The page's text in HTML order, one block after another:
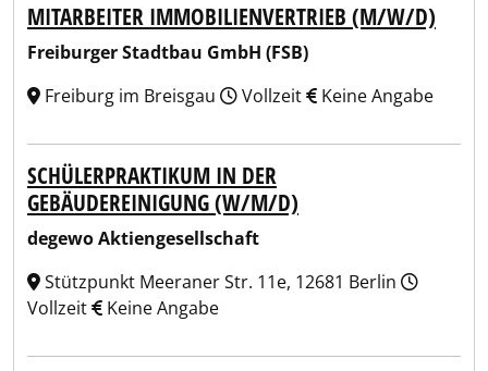
MITARBEITER IMMOBILIENVERTRIEB (M/W/D)
Freiburger Stadtbau GmbH (FSB)
Freiburg im Breisgau
Vollzeit Keine Angabe
SCHÜLERPRAKTIKUM IN DER
GEBÄUDEREINIGUNG (W/M/D)
degewo Aktiengesellschaft
Stützpunkt Meeraner Str. 11e, 12681 Berlin
Vollzeit
Keine Angabe